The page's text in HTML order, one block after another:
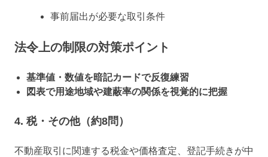
事前届出が必要な取引条件
法令上の制限の対策ポイント
基準値・数値を暗記カードで反復練習
図表で用途地域や建蔽率の関係を視覚的に把握
4. 税・その他（約8問）
不動産取引に関連する税金や価格査定、登記手続きが中